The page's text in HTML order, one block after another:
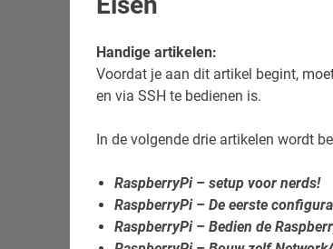
Handige artikelen:
Voordat je aan dit artikel begint,
en via SSH te bedienen is.
In de volgende drie artikelen wordt
RaspberryPi – setup voor nerds!
RaspberryPi – De eerste
RaspberryPi – Bedien de